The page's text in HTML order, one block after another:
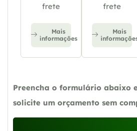
frete
Mais
informações
frete
Mais
Preencha o formulário abaixo
solicite um orçamento sem